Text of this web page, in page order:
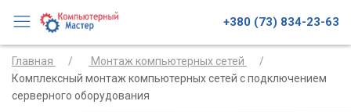
+380 (73) 834-23-63
Главная
Монтаж компьютерных сетей
Комплексный монтаж компьютерных сетей с подключением
серверного оборудования